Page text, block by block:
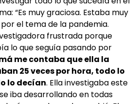
“Es muy graciosa. Estaba muy
el tema de la pandemia.
frustrada porque
lo que seguía pasando por
me contaba que ella la
25 veces por hora, todo lo
lo decían. Ella investigaba este
iba desarrollando en todas